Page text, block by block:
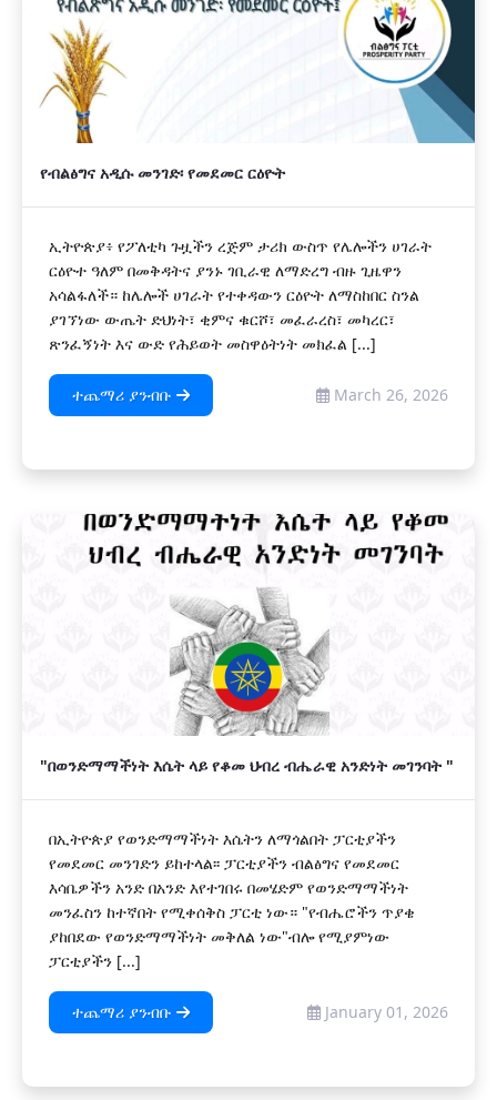
የብልፅግና አዲሱ መንገድ፡ የመደመር ርዕዮት
ኢትዮጵያ፥ የፖለቲካ ጉዟችን ረጅም ታሪክ ውስጥ የሌሎችን ሀገራት
ርዕዮተ ዓለም በመቅዳትና ያንኑ ገቢራዊ ለማድረግ ብዙ ጊዜዋን
አሳልፋለች። ከሌሎች ሀገራት የተቀዳውን ርዕዮት ለማስከበር ስንል
ያገኘነው ውጤት ድህነት፣ ቂምና ቁርሾ፣ መፈራረስ፣ መካረር፣
ጽንፈኝነት እና ውድ የሕይወት መስዋዕትነት መክፈል [...]
ተጨማሪ ያንብቡ March 26, 2026
"በወንድማማችነት እሴት ላይ የቆመ ህብረ ብሔራዊ አንድነት መገንባት "
በኢትዮጵያ የወንድማማችነት እሴትን ለማጎልበት ፓርቲያችን
የመደመር መንገድን ይከተላል፡፡ ፓርቲያችን ብልፅግና የመደመር
እሳቤዎችን አንድ በአንድ እየተገበሩ በመሄድም የወንድማማችነት
መንፈስን ከተኛበት የሚቀሰቅስ ፓርቲ ነው። "የብሔሮችን ጥያቄ
ያከበደው የወንድማማችነት መቅለል ነው"ብሎ የሚያምነው
ፓርቲያችን [...]
ተጨማሪ ያንብቡ January 01, 2026